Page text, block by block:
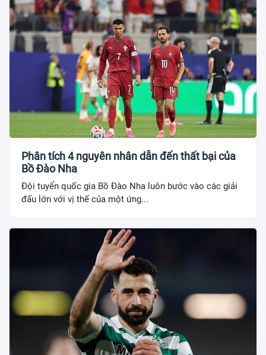
Phân tích 4 nguyên nhân dẫn đến thất bại của
Bồ Đào Nha
Đội tuyển quốc gia Bồ Đào Nha luôn bước vào các giải
đấu lớn với vị thế của một ứng...